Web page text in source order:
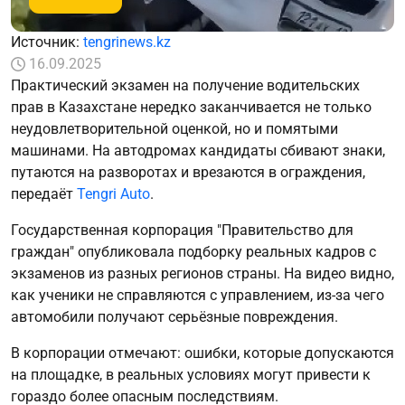
Источник: tengrinews.kz
16.09.2025
Практический экзамен на получение водительских
прав в Казахстане нередко заканчивается не только
неудовлетворительной оценкой, но и помятыми
машинами. На автодромах кандидаты сбивают знаки,
путаются на разворотах и врезаются в ограждения,
передаёт Tengri Auto.
Государственная корпорация "Правительство для
граждан" опубликовала подборку реальных кадров с
экзаменов из разных регионов страны. На видео видно,
как ученики не справляются с управлением, из-за чего
автомобили получают серьёзные повреждения.
В корпорации отмечают: ошибки, которые допускаются
на площадке, в реальных условиях могут привести к
гораздо более опасным последствиям.